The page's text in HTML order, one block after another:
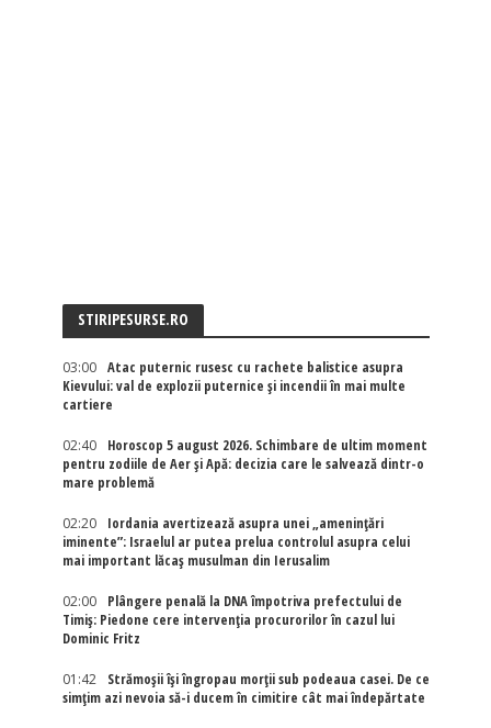
STIRIPESURSE.RO
03:00
Atac puternic rusesc cu rachete balistice asupra
Kievului: val de explozii puternice și incendii în mai multe
cartiere
02:40
Horoscop 5 august 2026. Schimbare de ultim moment
pentru zodiile de Aer și Apă: decizia care le salvează dintr-o
mare problemă
02:20
Iordania avertizează asupra unei „amenințări
iminente”: Israelul ar putea prelua controlul asupra celui
mai important lăcaș musulman din Ierusalim
02:00
Plângere penală la DNA împotriva prefectului de
Timiș: Piedone cere intervenția procurorilor în cazul lui
Dominic Fritz
01:42
Strămoșii își îngropau morții sub podeaua casei. De ce
simțim azi nevoia să-i ducem în cimitire cât mai îndepărtate